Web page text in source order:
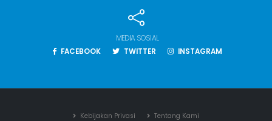
MEDIA SOSIAL
FACEBOOK
TWITTER INSTAGRAM
Kebijakan Privasi Tentang Kami